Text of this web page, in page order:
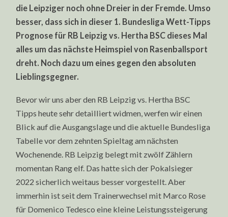
die Leipziger noch ohne Dreier in der Fremde. Umso
besser, dass sich in dieser 1. Bundesliga Wett-Tipps
Prognose für RB Leipzig vs. Hertha BSC dieses Mal
alles um das nächste Heimspiel von Rasenballsport
dreht. Noch dazu um eines gegen den absoluten
Lieblingsgegner.
Bevor wir uns aber den RB Leipzig vs. Hertha BSC
Tipps heute sehr detailliert widmen, werfen wir einen
Blick auf die Ausgangslage und die aktuelle Bundesliga
Tabelle vor dem zehnten Spieltag am nächsten
Wochenende. RB Leipzig belegt mit zwölf Zählern
momentan Rang elf. Das hatte sich der Pokalsieger
2022 sicherlich weitaus besser vorgestellt. Aber
immerhin ist seit dem Trainerwechsel mit Marco Rose
für Domenico Tedesco eine kleine Leistungssteigerung